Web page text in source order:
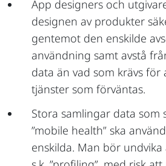
App designers och
designen av produkter
gentemot den enskilde
användning samt avstå
data än vad som krävs
tjänster som förväntas.
Stora samlingar data som
”mobile health” ska
enskilda. Man bör